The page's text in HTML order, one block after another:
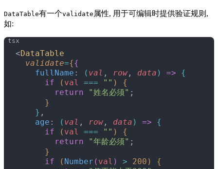
DataTable有一个validate 属性, 用于可编辑时提供验证规则,
如:
<DataTable
  validate
={{
    fullName
: ( val , row , data ) =>
{
      if
( val === "" )
{
        return
"姓名必须" ;
}
} ,
    age
: ( val , row , data ) =>
{
      if
( val === "" )
{
        return
"年龄必须" ;
}
      if
( Number ( val ) > 200 )
{